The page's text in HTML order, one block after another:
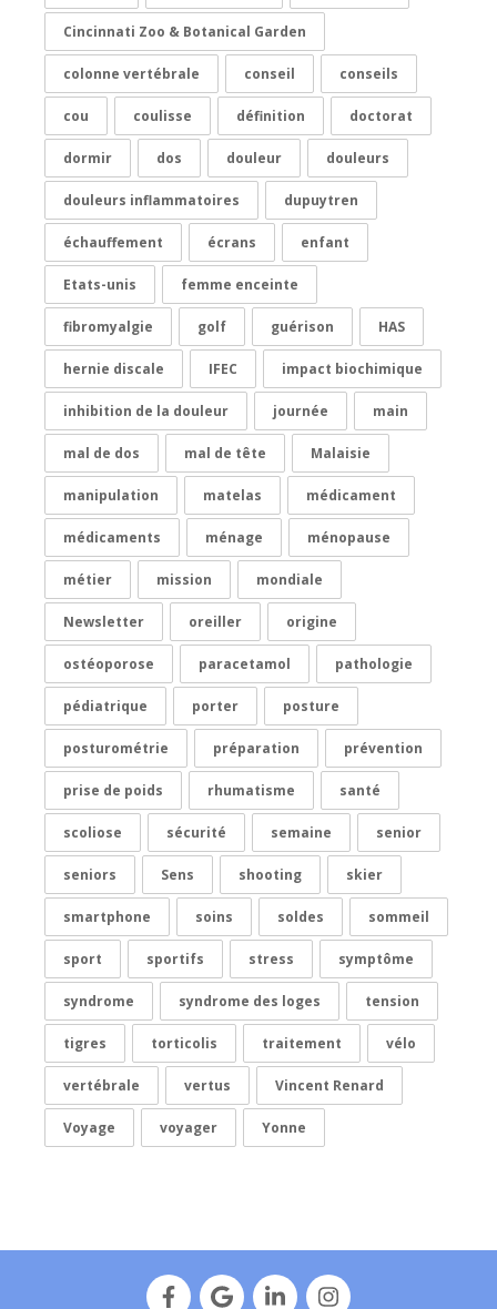
Cincinnati Zoo & Botanical Garden
colonne vertébrale conseil conseils
cou coulisse définition doctorat
dormir dos douleur douleurs
douleurs inflammatoires dupuytren
échauffement écrans enfant
Etats-unis femme enceinte
fibromyalgie golf guérison HAS
hernie discale IFEC impact biochimique
inhibition de la douleur journée main
mal de dos mal de tête Malaisie
manipulation matelas médicament
médicaments ménage ménopause
métier mission mondiale
Newsletter oreiller origine
ostéoporose paracetamol pathologie
pédiatrique porter posture
posturométrie préparation prévention
prise de poids rhumatisme santé
scoliose sécurité semaine senior
seniors Sens shooting skier
smartphone soins soldes sommeil
sport sportifs stress symptôme
syndrome syndrome des loges tension
tigres torticolis traitement vélo
vertébrale vertus Vincent Renard
Voyage voyager Yonne